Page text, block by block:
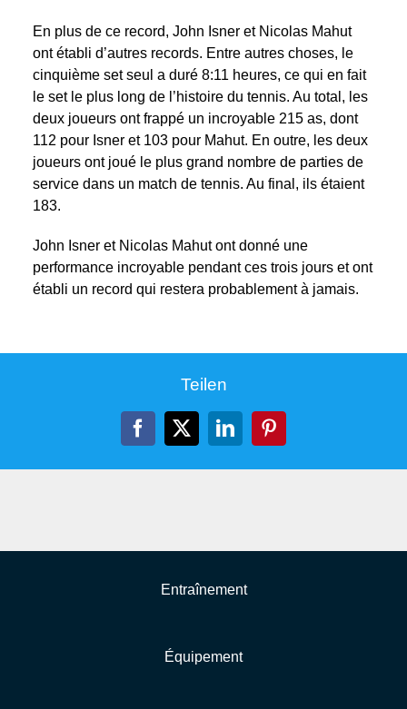
En plus de ce record, John Isner et Nicolas Mahut
ont établi d’autres records. Entre autres choses, le
cinquième set seul a duré 8:11 heures, ce qui en fait
le set le plus long de l’histoire du tennis. Au total, les
deux joueurs ont frappé un incroyable 215 as, dont
112 pour Isner et 103 pour Mahut. En outre, les deux
joueurs ont joué le plus grand nombre de parties de
service dans un match de tennis. Au final, ils étaient
183.
John Isner et Nicolas Mahut ont donné une
performance incroyable pendant ces trois jours et ont
établi un record qui restera probablement à jamais.
Teilen
Facebook
X LinkedInPinterest
Entraînement
Équipement